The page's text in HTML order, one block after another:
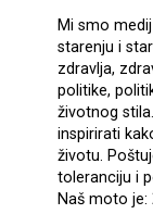
Mi smo
starenju i
zdravlja,
politike,
životnog
inspirirati
životu.
toleranciju i
Naš moto